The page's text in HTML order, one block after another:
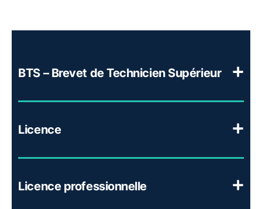
BTS – Brevet de Technicien Supérieur
Licence
Licence professionnelle